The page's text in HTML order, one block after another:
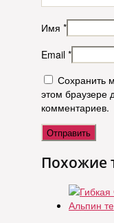
Имя *
Email *
Сохранить
этом браузере
комментариев.
Похожие